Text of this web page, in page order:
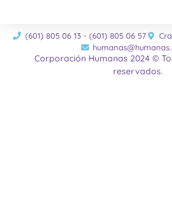
(601) 805 06 13 - (601) 805 06 57
Corporación Humanas 2024 ©
reservados.